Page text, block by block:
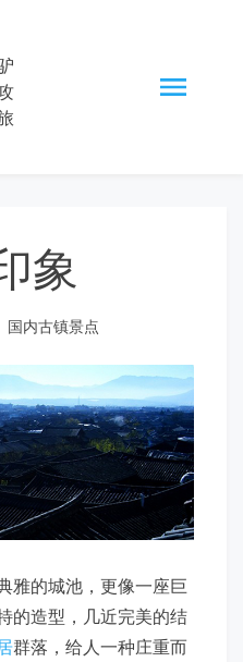
象
国内古镇景点
雅的城池，更像一座巨
的造型，几近完美的结
群落，给人一种庄重而